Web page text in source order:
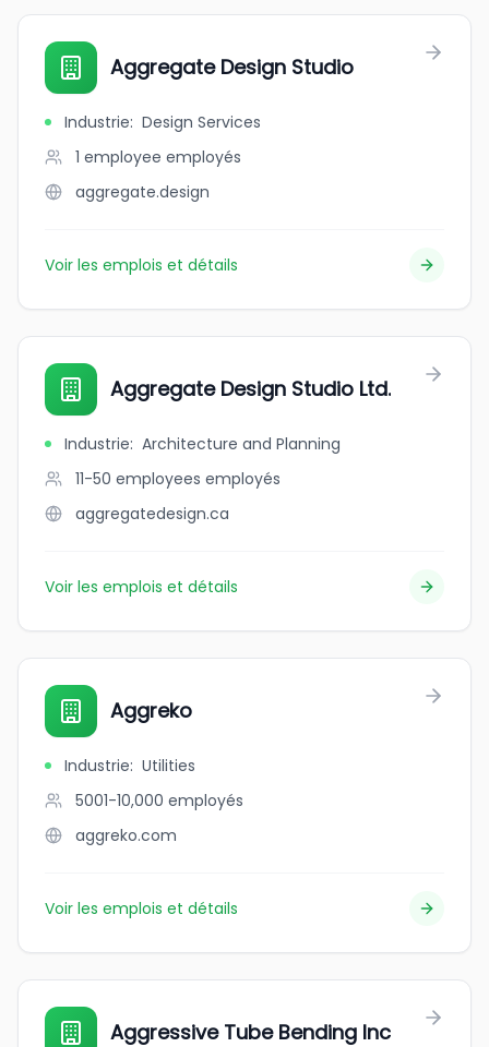
Aggregate Design Studio
Industrie: Design Services
1 employee employés
aggregate.design
Voir les emplois et détails
Aggregate Design Studio Ltd.
Industrie: Architecture and Planning
11-50 employees employés
aggregatedesign.ca
Voir les emplois et détails
Aggreko
Industrie: Utilities
5001-10,000 employés
aggreko.com
Voir les emplois et détails
Aggressive Tube Bending Inc